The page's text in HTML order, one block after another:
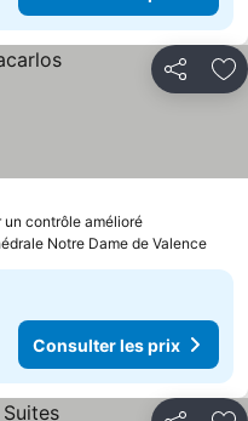
Partager
un contrôle amélioré
Notre Dame de Valence
Consulter les prix